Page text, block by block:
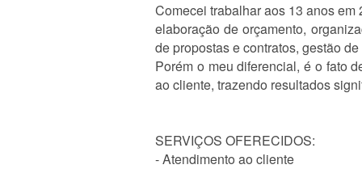
Comecei trabalhar aos 13 anos
elaboração de orçamento,
de propostas e contratos, gestão
Porém o meu diferencial, é o fato
ao cliente, trazendo resultados
SERVIÇOS OFERECIDOS:
- Atendimento ao cliente